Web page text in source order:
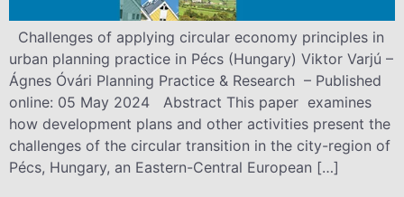
Challenges of applying circular economy principles in
urban planning practice in Pécs (Hungary) Viktor Varjú –
Ágnes Óvári Planning Practice & Research – Published
online: 05 May 2024 Abstract This paper examines
how development plans and other activities present the
challenges of the circular transition in the city-region of
Pécs, Hungary, an Eastern-Central European […]